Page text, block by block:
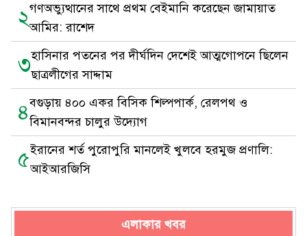
২গণঅভ্যুত্থানের সাথে প্রথম বেইমানি করেছেন জামায়াত
আমির: রাশেদ
৩হাসিনার পতনের পর দীর্ঘদিন দেশেই আত্মগোপনে ছিলেন
ছাত্রলীগের সাদ্দাম
৪বগুড়ায় ৪০০ একর বিসিক শিল্পপার্ক, রেলপথ ও
বিমানবন্দর চালুর উদ্যোগ
৫ইরানের শর্ত পুরোপুরি মানলেই খুলবে হরমুজ প্রণালি:
আইআরজিসি
এলাকার খবর